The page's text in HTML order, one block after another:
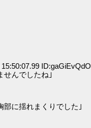
ID:gaGiEvQdO
せんでしたね｣
部に揺れまくりでした｣